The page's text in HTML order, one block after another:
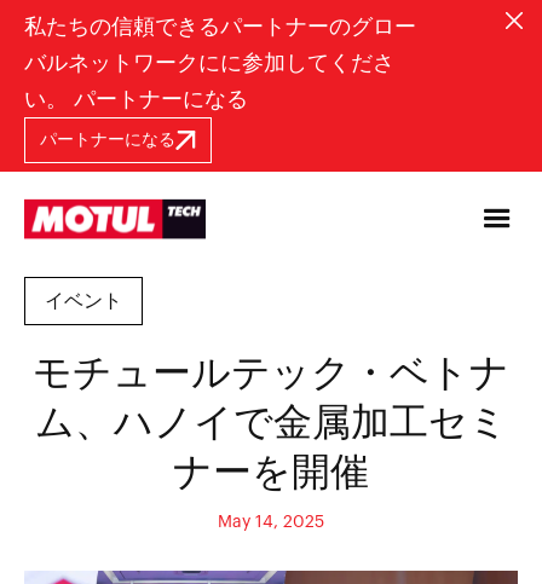
私たちの信頼できるパートナーのグロー
バルネットワークにに参加してくださ
い。 パートナーになる
パートナーになる
イベント
モチュールテック・ベトナ
ム、ハノイで金属加工セミ
ナーを開催
May 14, 2025